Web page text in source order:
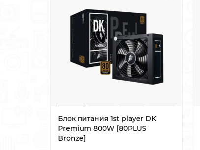
Блок питания 1st player DK
Premium 800W [80PLUS
Bronze]